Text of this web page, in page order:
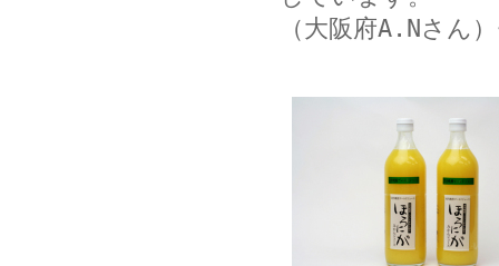
（大阪府A.Nさん